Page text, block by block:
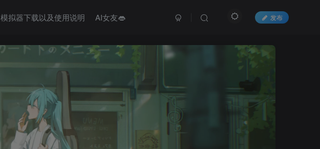
模拟器下载以及使用说明 AI女友👄 发布